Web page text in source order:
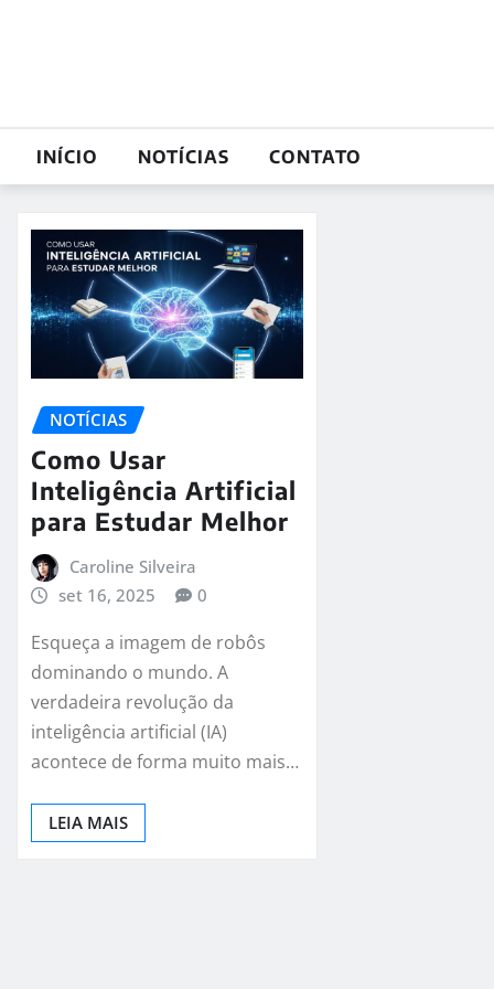
INÍCIO NOTÍCIAS CONTATO
NOTÍCIAS
Como Usar
Inteligência Artificial
para Estudar Melhor
Caroline Silveira
set 16, 2025
0
Esqueça a imagem de robôs
dominando o mundo. A
verdadeira revolução da
inteligência artificial (IA)
acontece de forma muito mais…
LEIA MAIS